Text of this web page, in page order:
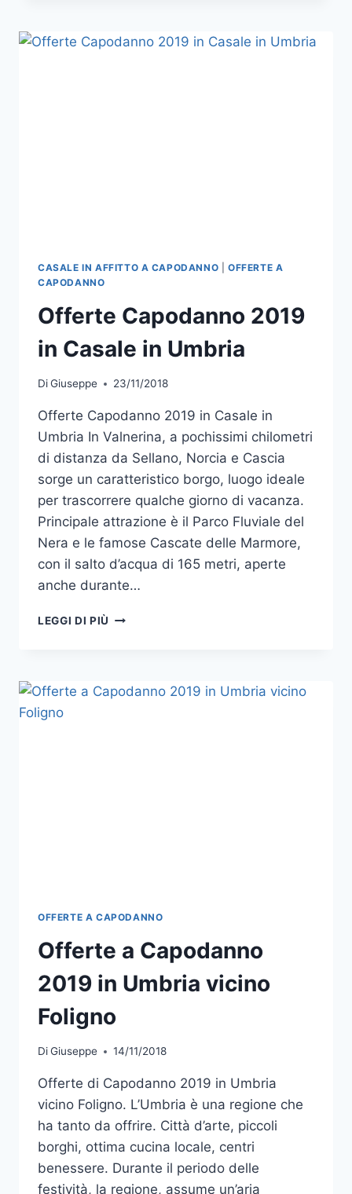
VICINO
CASALE IN AFFITTO A CAPODANNO |OFFERTE A
CAPODANNO
Offerte Capodanno 2019
in Casale in Umbria
DiGiuseppe 23/11/2018
Offerte Capodanno 2019 in Casale in
Umbria In Valnerina, a pochissimi chilometri
di distanza da Sellano, Norcia e Cascia
sorge un caratteristico borgo, luogo ideale
per trascorrere qualche giorno di vacanza.
Principale attrazione è il Parco Fluviale del
Nera e le famose Cascate delle Marmore,
con il salto d’acqua di 165 metri, aperte
anche durante…
LEGGI DI PIÙ OFFERTE
CASALE
IN
OFFERTE A CAPODANNO
Offerte a Capodanno
2019 in Umbria vicino
Foligno
DiGiuseppe 14/11/2018
Offerte di Capodanno 2019 in Umbria
vicino Foligno. L’Umbria è una regione che
ha tanto da offrire. Città d’arte, piccoli
borghi, ottima cucina locale, centri
benessere. Durante il periodo delle
festività, la regione, assume un’aria